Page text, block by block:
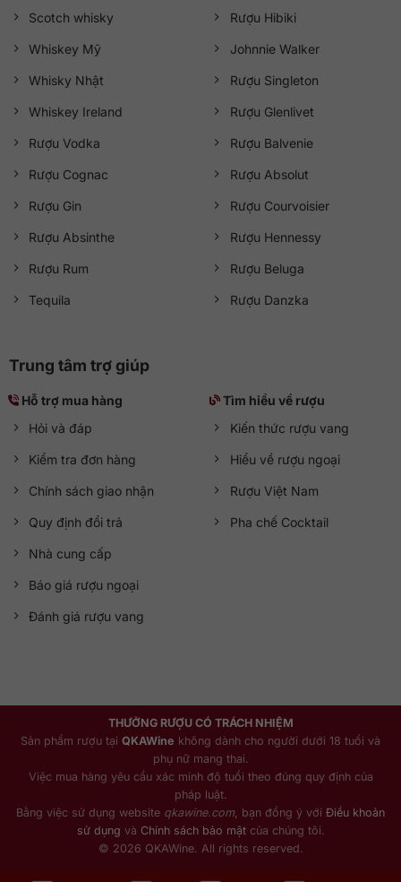
Scotch whisky
Whiskey Mỹ
Whisky Nhật
Whiskey Ireland
Rượu Vodka
Rượu Cognac
Rượu Gin
Rượu Absinthe
Rượu Rum
Tequila
Rượu Hibiki
Johnnie Walker
Rượu Singleton
Rượu Glenlivet
Rượu Balvenie
Rượu Absolut
Rượu Courvoisier
Rượu Hennessy
Rượu Beluga
Rượu Danzka
Trung tâm trợ giúp
Hỗ trợ mua hàng
Hỏi và đáp
Kiểm tra đơn hàng
Chính sách giao nhận
Quy định đổi trả
Nhà cung cấp
Báo giá rượu ngoại
Đánh giá rượu vang
Tìm hiểu về rượu
Kiến thức rượu vang
Hiểu về rượu ngoại
Rượu Việt Nam
Pha chế Cocktail
THƯỞNG RƯỢU CÓ TRÁCH NHIỆM
Sản phẩm rượu tại QKAWine không dành cho người dưới 18 tuổi và
phụ nữ mang thai.
Việc mua hàng yêu cầu xác minh độ tuổi theo đúng quy định của
pháp luật.
Bằng việc sử dụng website qkawine.com , bạn đồng ý với Điều khoản
sử dụng và Chính sách bảo mậtcủa chúng tôi.
© 2026 QKAWine. All rights reserved.